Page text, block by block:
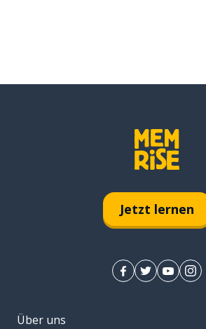
Jetzt lernen
Über uns